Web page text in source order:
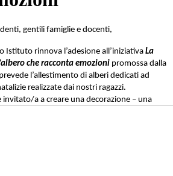
gentili famiglie e docenti,
Istituto rinnova l’adesione all’iniziativa La
che racconta emozioni promossa dalla
l’allestimento di alberi dedicati ad
realizzate dai nostri ragazzi.
invitato/a a creare una decorazione – una